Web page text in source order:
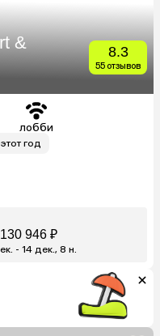
&
8.3
55 отзывов
лобби
год
946 ₽
- 14 дек., 8 н.